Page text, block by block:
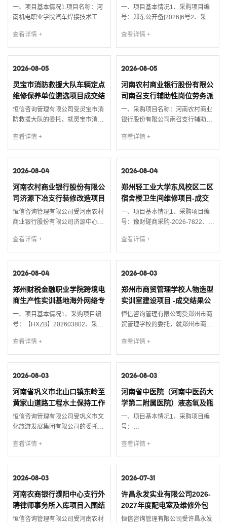
请输入搜索关键词
成交结果公告
一、项目基本情况1.项目名称：河
南机电职业学院汽车焊接技术工程
号：【HXZB】202607473.采购需
求：汽车焊接技术工程训练中心综
合提升项目相关配套设备，包括但
不限于货物的购置、运输、验收、
等，具体内容详见第五章采购需
求。4.采购方式：竞争性磋商5.磋
商公告...
查看详情 +
告
一、项目基本情况1、采购项目编
号：郑东公开备[2026]6号2、采购
人民调解服务项目3、采购方式：
公开招标4、招标公告发布日期：
2026年07月14日5、评审日期：
2026年08月04日二、采购项目用
行日期：1、采购范围：本项目主
要采购内容是为县级人民调解中
心...
查看详情 +
2026-08-05
灵宝市消防救援大队车辆定点
维修保养单位遴选项目成交结
果公告
恒信咨询管理有限公司受灵宝市消
防救援大队的委托，就灵宝市消防
选项目进行竞争性磋商，按规定程
序进行了评审、定标，现就本次磋
商的成交结果公布如下：1. 项目名
称及项目编号1.1 项目名称：灵宝
单位遴选项目1.2 项目编号：
HXZB202607292. 项目简要说明...
查看详情 +
2026-08-05
河南农村商业银行股份有限公
司南召支行辅助性岗位劳务派
遣服务成交结果公告
一、采购项目名称：河南农村商业
银行股份有限公司南召支行辅助性
号：【HXZB】20260715三、采购
方式:竞争性磋商四、竞争性磋商公
告发布日期： 2026 年 7 月 17 日
五、评审日期： 2026 年 7 月 28
市龙华劳务派遣有限公司供应商地
址：南...
查看详情 +
2026-08-04
河南农村商业银行股份有限公
司济源下冶支行装修改造项目
中标候选人公示
恒信咨询管理有限公司受河南农村
商业银行股份有限公司济源中心支
份有限公司济源下冶支行装修改造
项目进行公开招标，按规定程序进
行了开标、评标，现就本次招标的
中标候选人公布如下：1. 项目名称
村商业银行股份有限公司济源下冶
支行装修改造项目 1.2 项目编号：
【HX...
查看详情 +
2026-08-04
郑州轻工业大学东风校区二区
宿舍楼卫生间维修项目-成交
公告
一、项目基本情况1、采购项目编
号：豫财磋商采购-2026-7822、采
校区二区宿舍楼卫生间维修项目
3、采购方式：竞争性磋商4、采购
公告发布日期：2026年07月23日
5、评审日期：2026年08月03日
名称地址中标金额单位备注信息豫
政采(2)20261258-...
查看详情 +
2026-08-04
郑州财税金融职业学院跨境电
商生产性实训基地海外网络专
线项目-成交结果公告
一、项目基本情况1、采购项目编
号：【HXZB】202603802、采购
跨境电商生产性实训基地海外网络
专线项目3、采购方式：单一来源
4、评审日期：2026年8月3日二、
成交情况成交供应商：中国联合网
址：郑州市二七区马寨镇东方路55
号成交金额：299500元服务标准...
查看详情 +
2026-08-03
郑州市商贸管理学校人物造型
实训室建设项目 -成交结果公
告
恒信咨询管理有限公司受郑州市商
贸管理学校的委托，就郑州市商贸
进行询价采购，按规定程序进行了
询价、评审，现就本次评审结果公
布如下：1.项目名称及项目编号1.1
项目名称：郑州市商贸管理学校人
号：【HXZB】202607172.项目简
要说明2.1 采购方式：询价。...
查看详情 +
2026-08-03
河南省巩义市北山口镇东岭至
黄家山道路工程水土保持工作
技术服务项目成交结果公告
恒信咨询管理有限公司受巩义市文
化旅游发展集团有限公司的委托，
家山道路工程水土保持工作技术服
务项目进行竞争性磋商采购，按规
定程序进行了磋商、定标，现就本
次磋商的成交结果公布如下：1. 项
称：河南省巩义市北山口镇东岭至
黄家山道路工程水土保持工作技术
服务项目1.2...
查看详情 +
2026-08-03
河南省中医院（河南中医药大
学第二附属医院）液态氧及瓶
氧采购项目-成交公告
一、项目基本情况1、采购项目编
号：
采购项目名称：河南省中医院（河
南中医药大学第二附属医院）液态
氧及瓶氧采购项目3、采购方式：
竞争性磋商4、采购公告发布日
期：2026年7月30日二、成交情况
成交供应商：河南众益气体有限公
司 地址：郑州经济技术...
查看详情 +
2026-08-03
河南农商银行濮阳中心支行外
聘律师事务所入库项目入围结
果公示
恒信咨询管理有限公司受河南农村
2026-07-31
许昌永发实业有限公司2026-
2027年度配电室及维修外包
服务采购项目成交结果公告
恒信咨询管理有限公司受许昌永发